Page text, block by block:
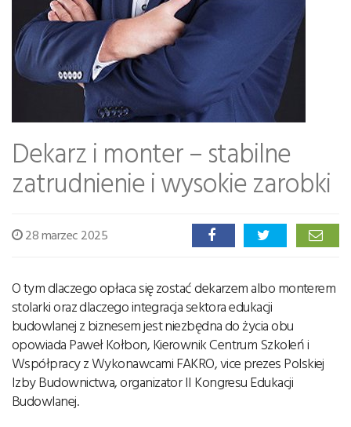
Dekarz i monter – stabilne
zatrudnienie i wysokie zarobki
28 marzec 2025
O tym dlaczego opłaca się zostać dekarzem albo monterem
stolarki oraz dlaczego integracja sektora edukacji
budowlanej z biznesem jest niezbędna do życia obu
opowiada Paweł Kołbon, Kierownik Centrum Szkoleń i
Współpracy z Wykonawcami FAKRO, vice prezes Polskiej
Izby Budownictwa, organizator II Kongresu Edukacji
Budowlanej.